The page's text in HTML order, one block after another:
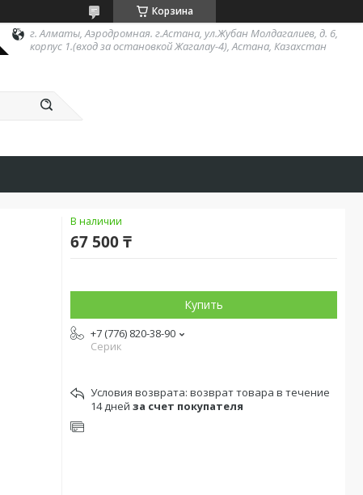
Корзина
г. Алматы, Аэродромная. г.Астана, ул.Жубан Молдагалиев, д. 6,
корпус 1.(вход за остановкой Жагалау-4), Астана, Казахстан
В наличии
67 500 ₸
Купить
+7 (776) 820-38-90
Серик
возврат товара в течение
14 дней за счет покупателя